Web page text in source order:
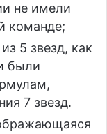
не имели
команде;
5 звезд, как
были
7 звезд.